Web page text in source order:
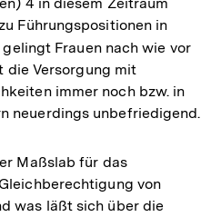
Führungspositionen in
gelingt Frauen nach wie vor
die Versorgung mit
immer noch bzw. in
neuerdings unbefriedigend.
Maßslab für das
von
was läßt sich über die